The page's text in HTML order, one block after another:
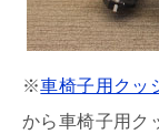
※車椅子用クッ
から車椅子用ク